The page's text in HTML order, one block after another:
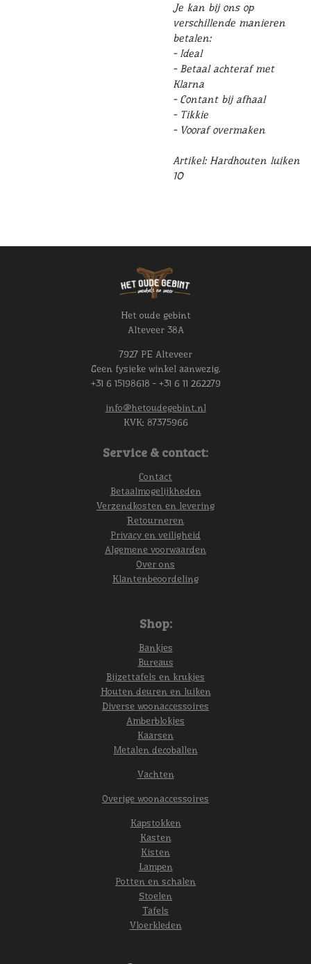
Je kan bij ons op
verschillende manieren
betalen:
- Ideal
- Betaal achteraf met
Klarna
- Contant bij afhaal
- Tikkie
- Vooraf overmaken
Artikel: Hardhouten luiken
10
Het oude gebint
Alteveer 38A
7927 PE Alteveer
Geen fysieke winkel aanwezig.
+31 6 15198618 - +31 6 11 262279
info@hetoudegebint.nl
KVK: 87375966
Service & contact:
Contact
Betaalmogelijkheden
Verzendkosten en levering
Retourneren
Privacy en veiligheid
Algemene voorwaarden
Over ons
Klantenbeoordeling
Shop:
Bankjes
Bureaus
Bijzettafels en krukjes
Houten deuren en luiken
Diverse woonaccessoires
Amberblokjes
Kaarsen
Metalen decoballen
Vachten
Overige woonaccessoires
Kapstokken
Kasten
Kisten
Lampen
Potten en schalen
Stoelen
Tafels
Vloerkleden